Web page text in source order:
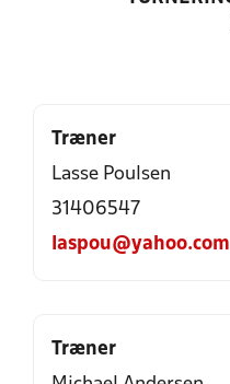
Træner
Lasse Poulsen
31406547
laspou@yahoo.com
Træner